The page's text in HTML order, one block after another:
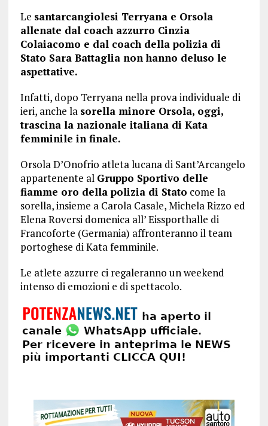
Le santarcangiolesi Terryana e Orsola
allenate dal coach azzurro Cinzia
Colaiacomo e dal coach della polizia di
Stato Sara Battaglia non hanno deluso le
aspettative.
Infatti, dopo Terryana nella prova individuale di
ieri, anche la sorella minore Orsola, oggi,
trascina la nazionale italiana di Kata
femminile in finale.
Orsola D’Onofrio atleta lucana di Sant’Arcangelo
appartenente al Gruppo Sportivo delle
fiamme oro della polizia di Stato come la
sorella, insieme a Carola Casale, Michela Rizzo ed
Elena Roversi domenica all’ Eissporthalle di
Francoforte (Germania) affronteranno il team
portoghese di Kata femminile.
Le atlete azzurre ci regaleranno un weekend
intenso di emozioni e di spettacolo.